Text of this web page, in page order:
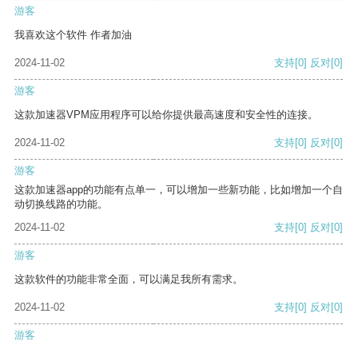
游客
我喜欢这个软件 作者加油
2024-11-02 支持[0] 反对[0]
游客
这款加速器VPM应用程序可以给你提供最高速度和安全性的连接。
2024-11-02 支持[0] 反对[0]
游客
这款加速器app的功能有点单一，可以增加一些新功能，比如增加一个自
动切换线路的功能。
2024-11-02
支持[0] 反对[0]
游客
这款软件的功能非常全面，可以满足我所有需求。
2024-11-02 支持[0] 反对[0]
游客